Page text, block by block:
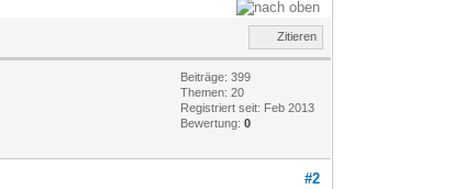
Zitieren
Beiträge: 399
Themen: 20
Registriert seit: Feb 2013
Bewertung:0
#2